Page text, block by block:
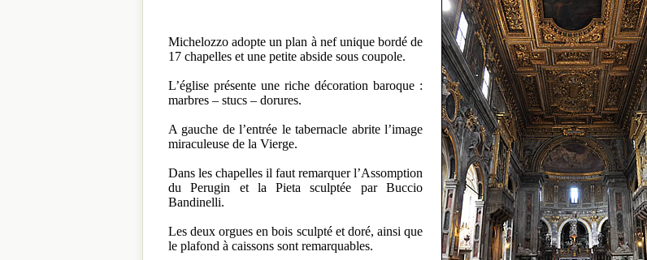
Michelozzo adopte un plan à nef unique bordé de
17 chapelles et une petite abside sous coupole.
L’église présente une riche décoration baroque :
marbres – stucs – dorures.
A gauche de l’entrée le tabernacle abrite l’image
miraculeuse de la Vierge.
Dans les chapelles il faut remarquer l’Assomption
du Perugin et la Pieta sculptée par Buccio
Bandinelli.
Les deux orgues en bois sculpté et doré, ainsi que
le plafond à caissons sont remarquables.